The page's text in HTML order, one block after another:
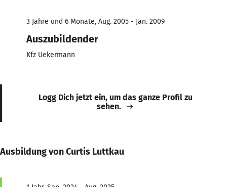
3 Jahre und 6 Monate, Aug. 2005 - Jan. 2009
Auszubildender
Kfz Uekermann
Logg Dich jetzt ein, um das ganze Profil zu
sehen.
Ausbildung von Curtis Luttkau